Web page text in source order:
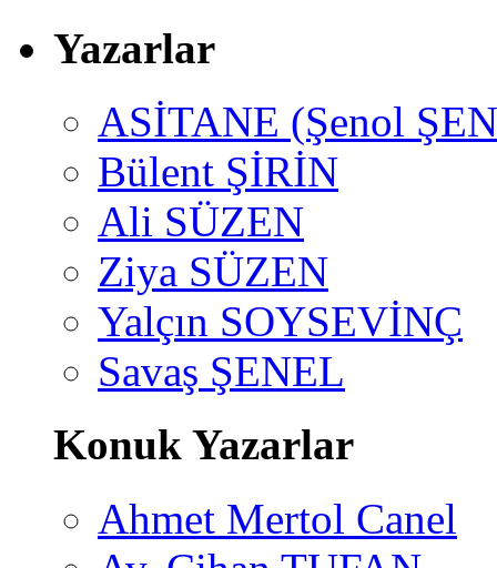
Yazarlar
ASİTANE (Şenol
Bülent ŞİRİN
Ali SÜZEN
Ziya SÜZEN
Yalçın SOYSEVİNÇ
Savaş ŞENEL
Konuk Yazarlar
Ahmet Mertol Canel